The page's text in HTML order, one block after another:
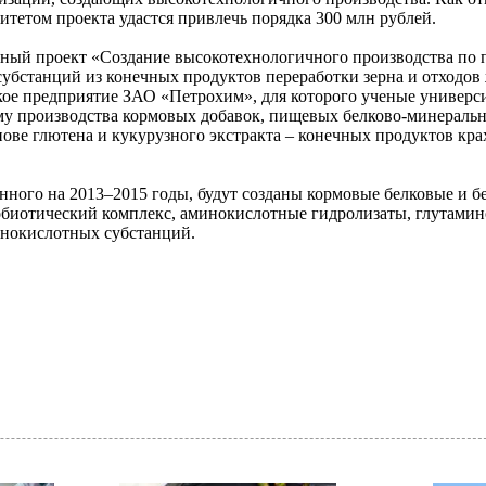
проекта удастся привлечь порядка 300 млн рублей.
проект «Создание высокотехнологичного производства
из конечных продуктов переработки зерна и отходов
предприятие ЗАО «Петрохим», для которого ученые
производства кормовых добавок, пищевых белково-
глютена и кукурузного экстракта – конечных продуктов
на 2013–2015 годы, будут созданы кормовые белковые и
комплекс, аминокислотные гидролизаты,
субстанций.